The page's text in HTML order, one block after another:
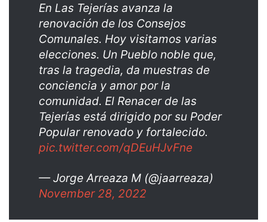
En Las Tejerías avanza la
renovación de los Consejos
Comunales. Hoy visitamos varias
elecciones. Un Pueblo noble que,
tras la tragedia, da muestras de
conciencia y amor por la
comunidad. El Renacer de las
Tejerías está dirigido por su Poder
Popular renovado y fortalecido.
pic.twitter.com/qDEuHJvFne
— Jorge Arreaza M (@jaarreaza)
November 28, 2022